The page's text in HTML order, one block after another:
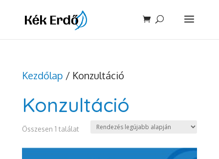
Kezdőlap / Konzultáció
Konzultáció
Összesen 1 találat